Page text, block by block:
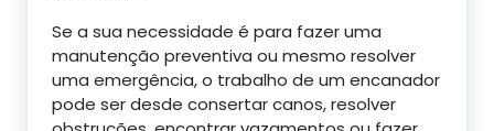
Se a sua necessidade é para fazer uma
manutenção preventiva ou mesmo resolver
uma emergência, o trabalho de um encanador
pode ser desde consertar canos, resolver